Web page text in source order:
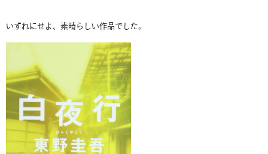
いずれにせよ、素晴らしい作品でした。